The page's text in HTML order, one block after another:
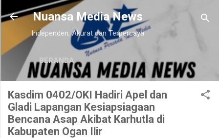
Langsung ke konten utama
Nuansa Media News
Independen, Akurat dan Terpercaya
BERANDA
Kasdim 0402/OKI Hadiri Apel dan
Gladi Lapangan Kesiapsiagaan
Bencana Asap Akibat Karhutla di
Kabupaten Ogan Ilir